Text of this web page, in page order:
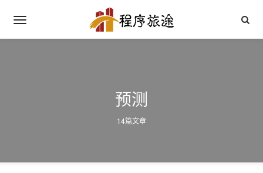
预测
14篇文章